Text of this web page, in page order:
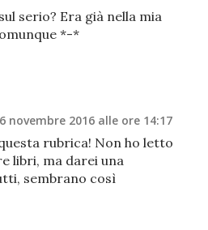
serio? Era già nella mia
*-*
6 novembre 2016 alle ore 14:17
rubrica! Non ho letto
libri, ma darei una
sembrano così